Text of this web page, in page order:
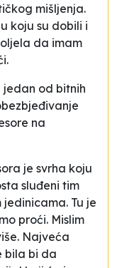
mišljenja.
koju su dobili i
da imam
od bitnih
na
je svrha koju
sluđeni tim
Tu je
proći. Mislim
Najveća
bila bi da